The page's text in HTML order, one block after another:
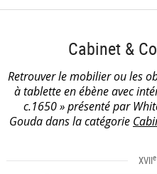
Cabinet &
Retrouver le mobilier ou les
à tablette en ébène avec
c.1650 » présenté par
Gouda dans la catégorie
XVIIe